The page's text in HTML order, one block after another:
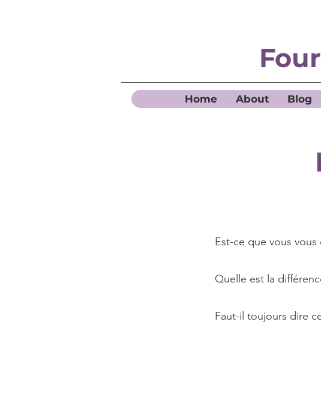
Home About Blog
Est-ce que vous
Quelle est la
Faut-il toujours dire